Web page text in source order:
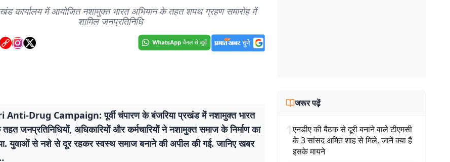
कार्यालय में आयोजित नशामुक्त भारत अभियान के तहत शपथ ग्रहण समारोह में
शामिल जनप्रतिनिधि
Drug Campaign: पूर्वी चंपारण के बंजरिया प्रखंड में नशामुक्त भारत
जनप्रतिनिधियों, अधिकारियों और कर्मचारियों ने नशामुक्त समाज के निर्माण का
युवाओं से नशे से दूर रहकर स्वस्थ समाज बनाने की अपील की गई. जानिए खबर
जरूर पढ़ें
1एनडीए की बैठक से दूरी बनाने वाले टीएमसी
के 3 सांसद अमित शाह से मिले, जानें क्या हैं
इसके मायने